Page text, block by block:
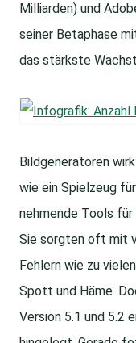
Milliarden) und
seiner Betaphase
das stärkste
Bildgeneratoren
wie ein Spielzeug
nehmende Tools für
Sie sorgten oft mit
Fehlern wie zu
Spott und Häme.
Version 5.1 und 5.2